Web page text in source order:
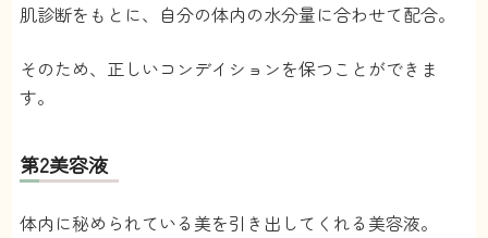
肌診断をもとに、自分の体内の水分量に合わせて配合。
そのため、正しいコンデイションを保つことができま
す。
第2美容液
体内に秘められている美を引き出してくれる美容液。